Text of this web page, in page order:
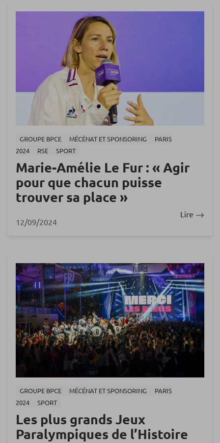
GROUPE BPCE MÉCÉNAT ET SPONSORING
PARIS
2024
RSE SPORT
Marie-Amélie Le Fur : « Agir
pour que chacun puisse
trouver sa place »
12/09/2024
Lire
GROUPE BPCE MÉCÉNAT ET SPONSORING
PARIS
2024
SPORT
Les plus grands Jeux
Paralympiques de l’Histoire